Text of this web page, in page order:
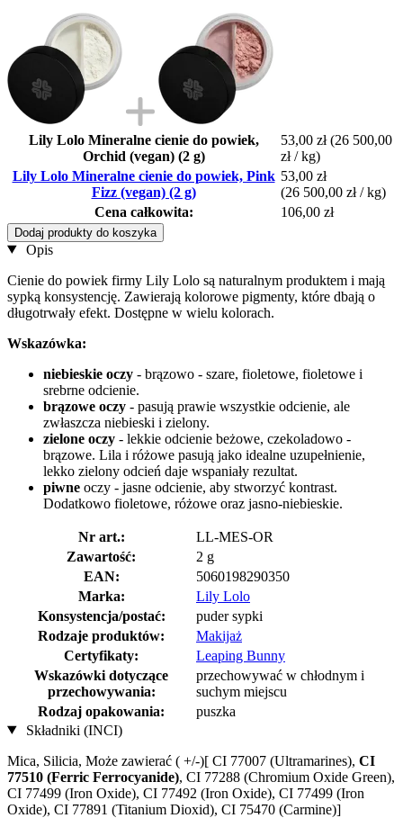
Lily Lolo Mineralne cienie do powiek,
Orchid (vegan) (2 g)
53,00 zł (26 500,00
zł / kg)
Lily Lolo Mineralne cienie do powiek, Pink
Fizz (vegan) (2 g)
53,00 zł
(26 500,00 zł / kg)
Cena całkowita:
106,00 zł
Dodaj produkty do koszyka
Opis
Cienie do powiek firmy Lily Lolo są naturalnym produktem i mają
sypką konsystencję. Zawierają kolorowe pigmenty, które dbają o
długotrwały efekt. Dostępne w wielu kolorach.
Wskazówka:
niebieskie oczy - brązowo - szare, fioletowe, fioletowe i
srebrne odcienie.
brązowe oczy - pasują prawie wszystkie odcienie, ale
zwłaszcza niebieski i zielony.
zielone oczy - lekkie odcienie beżowe, czekoladowo -
brązowe. Lila i różowe pasują jako idealne uzupełnienie,
lekko zielony odcień daje wspaniały rezultat.
piwne oczy - jasne odcienie, aby stworzyć kontrast.
Dodatkowo fioletowe, różowe oraz jasno-niebieskie.
Nr art.:
LL-MES-OR
Zawartość:
2 g
EAN:
5060198290350
Marka:
Lily Lolo
Konsystencja/postać:
puder sypki
Rodzaje produktów:
Makijaż
Certyfikaty:
Leaping Bunny
Wskazówki dotyczące
przechowywania:
przechowywać w chłodnym i
suchym miejscu
Rodzaj opakowania:
puszka
Składniki (INCI)
Mica, Silicia, Może zawierać ( +/-)[ CI 77007 (Ultramarines) , CI
77510 (Ferric Ferrocyanide), CI 77288 (Chromium Oxide Green),
CI 77499 (Iron Oxide), CI 77492 (Iron Oxide), CI 77499 (Iron
Oxide), CI 77891 (Titanium Dioxid), CI 75470 (Carmine)]